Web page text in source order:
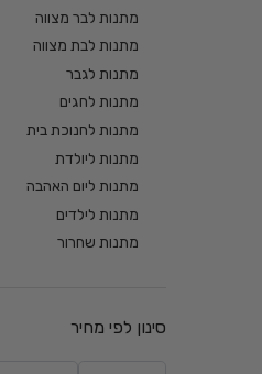
מתנות לבר מצווה
מתנות לבת מצווה
מתנות לגבר
מתנות לחגים
מתנות לחנוכת בית
מתנות ליולדת
מתנות ליום האהבה
מתנות לילדים
מתנות שחרור
סינון לפי מחיר